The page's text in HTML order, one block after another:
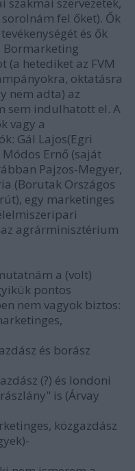
szervezetek,
fel őket). Ők
és ők
Bormarketing
(a hetediket az FVM
oktatásra
nem adta) az
sem indulhatott el. A
vagy a
Gál Lajos(Egri
Ernő (saját
Pajzos-Megyer,
(Borutak Országos
egy marketinges
az agrárminisztérium
a (volt)
pontos
nem vagyok biztos:
és borász
(?) és londoni
is (Árvay
közgazdász